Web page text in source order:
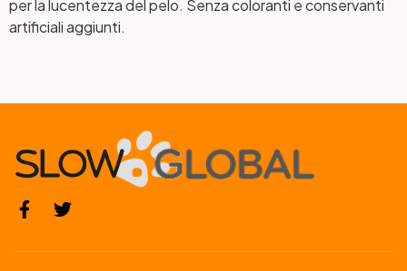
per la lucentezza del pelo. Senza coloranti e conservanti
artificiali aggiunti.